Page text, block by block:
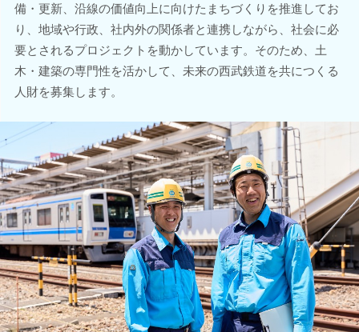
備・更新、沿線の価値向上に向けたまちづくりを推進してお
り、地域や行政、社内外の関係者と連携しながら、社会に必
要とされるプロジェクトを動かしています。そのため、土
木・建築の専門性を活かして、未来の西武鉄道を共につくる
人財を募集します。